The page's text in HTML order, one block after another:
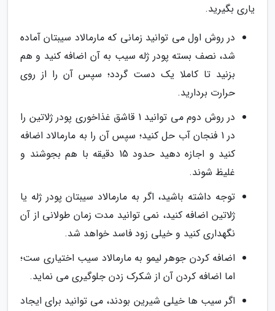
یاری بگیرید.
در روش اول می توانید زمانی که مارمالاد سیبتان آماده
شد، نصف بسته پودر ژله سیب به آن اضافه کنید و هم
بزنید تا کاملا یک دست گردد؛ سپس آن را از روی
حرارت بردارید.
در روش دوم می توانید 1 قاشق غذاخوری پودر ژلاتین را
در 1 فنجان آب حل کنید؛ سپس آن را به مارمالاد اضافه
کنید و اجازه دهید حدود 15 دقیقه با هم بجوشند و
غلیظ شوند.
توجه داشته باشید، اگر به مارمالاد سیبتان پودر ژله یا
ژلاتین اضافه کنید، نمی توانید مدت زمان طولانی از آن
نگهداری کنید و خیلی زود فاسد خواهد شد.
اضافه کردن جوهر لیمو به مارمالاد سیب اختیاری ست؛
اما اضافه کردن آن از شکرک زدن جلوگیری می نماید.
اگر سیب ها خیلی شیرین بودند، می توانید برای ایجاد